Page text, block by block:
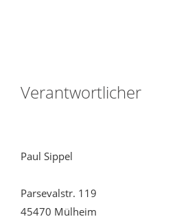
Verantwortlicher
Paul Sippel
Parsevalstr. 119
45470 Mülheim